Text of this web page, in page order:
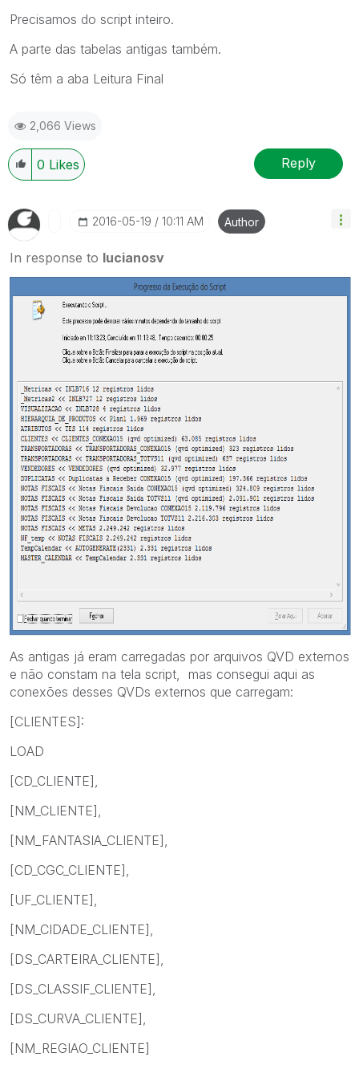
Precisamos do script inteiro.
A parte das tabelas antigas também.
Só têm a aba Leitura Final
2,066 Views
0 Likes Reply
‎2016-05-19 10:11 AM Author
In response to lucianosv
As antigas já eram carregadas por arquivos QVD externos
e não constam na tela script, mas consegui aqui as
conexões desses QVDs externos que carregam:
[CLIENTES]:
LOAD
[CD_CLIENTE],
[NM_CLIENTE],
[NM_FANTASIA_CLIENTE],
[CD_CGC_CLIENTE],
[UF_CLIENTE],
[NM_CIDADE_CLIENTE],
[DS_CARTEIRA_CLIENTE],
[DS_CLASSIF_CLIENTE],
[DS_CURVA_CLIENTE],
[NM_REGIAO_CLIENTE]